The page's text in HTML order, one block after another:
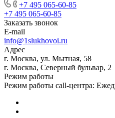
+7 495 065-60-85
+7 495 065-60-85
Заказать звонок
E-mail
info@1slukhovoi.ru
Адрес
г. Москва, ул. Мытная, 58
г. Москва, Северный бульвар, 2
Режим работы
Режим работы call-центра: